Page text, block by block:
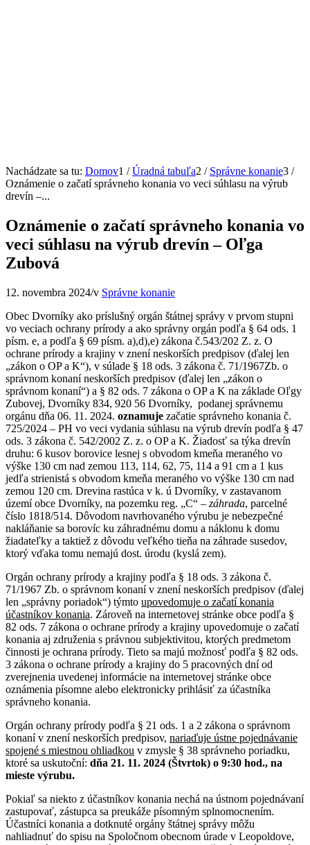
Nachádzate sa tu: Domov1 / Úradná tabuľa2 / Správne konanie3 /
Oznámenie o začatí správneho konania vo veci súhlasu na výrub
drevín –...
Oznámenie o začatí správneho konania vo
veci súhlasu na výrub drevín – Oľga
Zubová
12. novembra 2024/v Správne konanie
Obec Dvorníky ako príslušný orgán štátnej správy v prvom stupni
vo veciach ochrany prírody a ako správny orgán podľa § 64 ods. 1
písm. e, a podľa § 69 písm. a),d),e) zákona č.543/202 Z. z. O
ochrane prírody a krajiny v znení neskorších predpisov (ďalej len
„zákon o OP a K“), v súlade § 18 ods. 3 zákona č. 71/1967Zb. o
správnom konaní neskorších predpisov (ďalej len „zákon o
správnom konaní“) a § 82 ods. 7 zákona o OP a K na základe Oľgy
Zubovej, Dvorníky 834, 920 56 Dvorníky, podanej správnemu
orgánu dňa 06. 11. 2024. oznamuje začatie správneho konania č.
725/2024 – PH vo veci vydania súhlasu na výrub drevín podľa § 47
ods. 3 zákona č. 542/2002 Z. z. o OP a K. Žiadosť sa týka drevín
druhu: 6 kusov borovice lesnej s obvodom kmeňa meraného vo
výške 130 cm nad zemou 113, 114, 62, 75, 114 a 91 cm a 1 kus
jedľa strienistá s obvodom kmeňa meraného vo výške 130 cm nad
zemou 120 cm. Drevina rastúca v k. ú Dvorníky, v zastavanom
území obce Dvorníky, na pozemku reg. „C“ – záhrada, parcelné
číslo 1818/514. Dôvodom navrhovaného výrubu je nebezpečné
nakláňanie sa borovíc ku záhradnému domu a náklonu k domu
žiadateľky a taktiež z dôvodu veľkého tieňa na záhrade susedov,
ktorý vďaka tomu nemajú dost. úrodu (kyslá zem).
Orgán ochrany prírody a krajiny podľa § 18 ods. 3 zákona č.
71/1967 Zb. o správnom konaní v znení neskorších predpisov (ďalej
len „správny poriadok“) týmto upovedomuje o začatí konania
účastníkov konania. Zároveň na internetovej stránke obce podľa §
82 ods. 7 zákona o ochrane prírody a krajiny upovedomuje o začatí
konania aj združenia s právnou subjektivitou, ktorých predmetom
činnosti je ochrana prírody. Tieto sa majú možnosť podľa § 82 ods.
3 zákona o ochrane prírody a krajiny do 5 pracovných dní od
zverejnenia uvedenej informácie na internetovej stránke obce
oznámenia písomne alebo elektronicky prihlásiť za účastníka
správneho konania.
Orgán ochrany prírody podľa § 21 ods. 1 a 2 zákona o správnom
konaní v znení neskorších predpisov, nariaďuje ústne pojednávanie
spojené s miestnou ohliadkou v zmysle § 38 správneho poriadku,
ktoré sa uskutoční: dňa 21. 11. 2024 (Štvrtok) o 9:30 hod., na
mieste výrubu.
Pokiaľ sa niekto z účastníkov konania nechá na ústnom pojednávaní
zastupovať, zástupca sa preukáže písomným splnomocnením.
Účastníci konania a dotknuté orgány štátnej správy môžu
nahliadnuť do spisu na Spoločnom obecnom úrade v Leopoldove,